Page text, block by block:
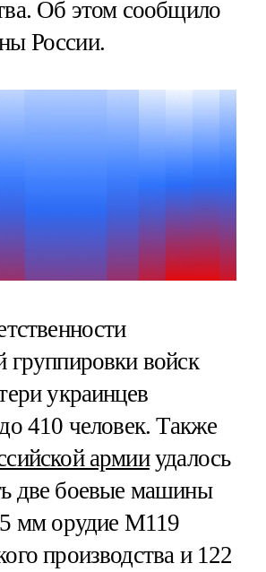
Об этом сообщило
России.
группировки войск
украинцев
410 человек. Также
армииудалось
две боевые машины
мм орудие М119
производства и 122